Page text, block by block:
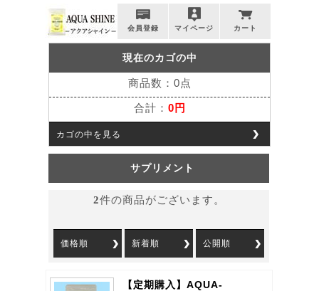
会員登録 マイページ カート
現在のカゴの中
商品数：0点
合計： 0円
カゴの中を見る
サプリメント
2件の商品がございます。
価格順 新着順 公開順
【定期購入】AQUA-